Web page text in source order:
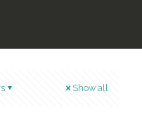
Show all